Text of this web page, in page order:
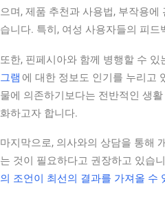
으며, 제품 추천과 사용법, 부작용
습니다. 특히, 여성 사용자들의 피
또한, 핀페시아와 함께 병행할 수 있
그램 에 대한 정보도 인기를 누리고
물에 의존하기보다는 전반적인 생
화하고자 합니다.
마지막으로, 의사와의 상담을 통해
는 것이 필요하다고 권장하고 있습
의 조언이 최선의 결과를 가져올 수